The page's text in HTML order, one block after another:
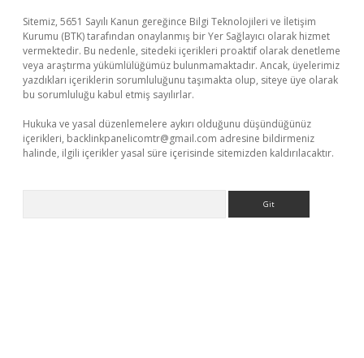
Sitemiz, 5651 Sayılı Kanun gereğince Bilgi Teknolojileri ve İletişim
Kurumu (BTK) tarafından onaylanmış bir Yer Sağlayıcı olarak hizmet
vermektedir. Bu nedenle, sitedeki içerikleri proaktif olarak denetleme
veya araştırma yükümlülüğümüz bulunmamaktadır. Ancak, üyelerimiz
yazdıkları içeriklerin sorumluluğunu taşımakta olup, siteye üye olarak
bu sorumluluğu kabul etmiş sayılırlar.
Hukuka ve yasal düzenlemelere aykırı olduğunu düşündüğünüz
içerikleri, backlinkpanelicomtr@gmail.com adresine bildirmeniz
halinde, ilgili içerikler yasal süre içerisinde sitemizden kaldırılacaktır.